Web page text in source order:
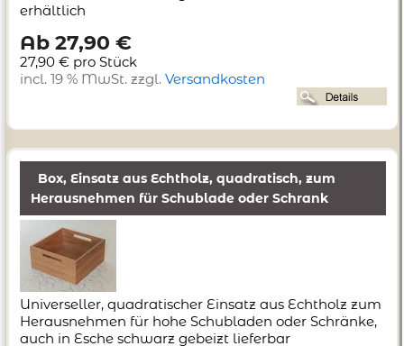
erhältlich
Ab 27,90 €
27,90 € pro Stück
incl. 19 % MwSt. zzgl. Versandkosten
Box, Einsatz aus Echtholz, quadratisch, zum
Herausnehmen für Schublade oder Schrank
Universeller, quadratischer Einsatz aus Echtholz zum
Herausnehmen für hohe Schubladen oder Schränke,
auch in Esche schwarz gebeizt lieferbar